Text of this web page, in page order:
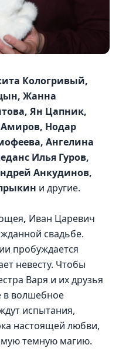
Кологривый,
Жанна
Ян Цапник,
Амиров, Нодар
Ангелина
Илья Гуров,
Анкудинов,
и другие.
, Иван Царевич
свадьбе.
пробуждается
невесту. Чтобы
Варя и их друзья
в волшебное
испытания,
настоящей любви,
темную магию.